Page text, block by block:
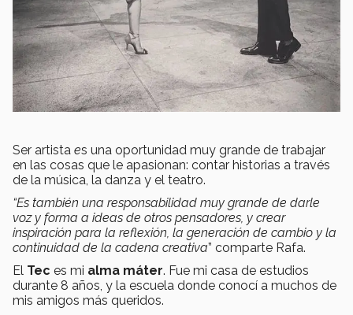
Ser artista es una oportunidad muy grande de trabajar
en las cosas que le apasionan: contar historias a través
de la música, la danza y el teatro.
“Es también una responsabilidad muy grande de darle
voz y forma a ideas de otros pensadores, y crear
inspiración para la reflexión, la generación de cambio y la
continuidad de la cadena creativa” comparte Rafa.
El Tec es mi alma máter. Fue mi casa de estudios
durante 8 años, y la escuela donde conocí a muchos de
mis amigos más queridos.